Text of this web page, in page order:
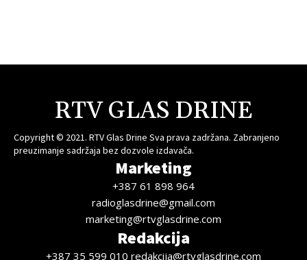
RTV GLAS DRINE
Copyright © 2021. RTV Glas Drine Sva prava zadržana. Zabranjeno
preuzimanje sadržaja bez dozvole izdavača.
Marketing
+387 61 898 964
radioglasdrine@gmail.com
marketing@rtvglasdrine.com
Redakcija
+387 35 599 010 redakcija@rtvglasdrine.com